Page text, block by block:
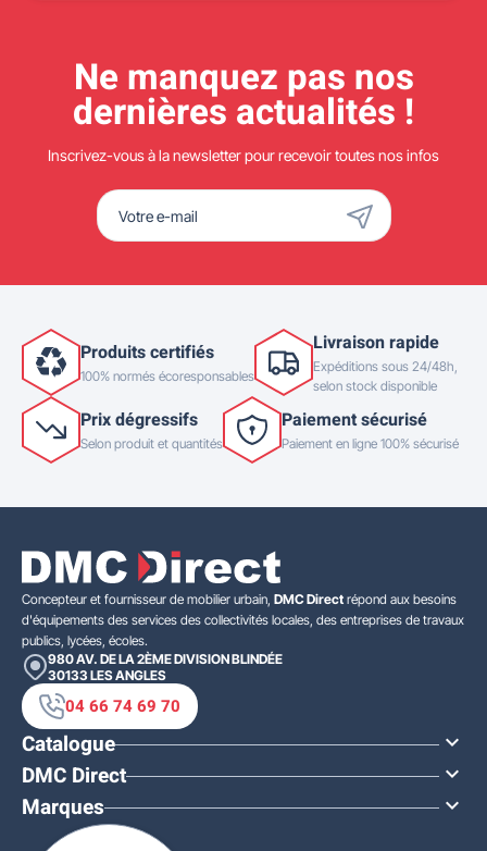
Ne manquez pas nos
dernières actualités !
Inscrivez-vous à la newsletter pour recevoir toutes nos infos
Produits certifiés
100% normés écoresponsables
Livraison rapide
Expéditions sous 24/48h,
selon stock disponible
Prix dégressifs
Selon produit et quantités
Paiement sécurisé
Paiement en ligne 100% sécurisé
Concepteur et fournisseur de mobilier urbain, DMC Direct répond aux besoins
d'équipements des services des collectivités locales, des entreprises de travaux
publics, lycées, écoles.
980 AV. DE LA 2ÈME DIVISION BLINDÉE
30133 LES ANGLES
04 66 74 69 70
Catalogue 
DMC Direct 
Marques 